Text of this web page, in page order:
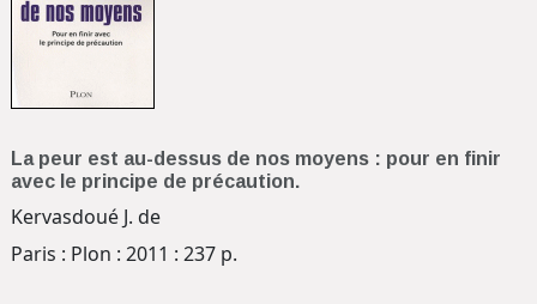
La peur est au-dessus de nos moyens : pour en finir
avec le principe de précaution.
Kervasdoué J. de
Paris : Plon : 2011 : 237 p.